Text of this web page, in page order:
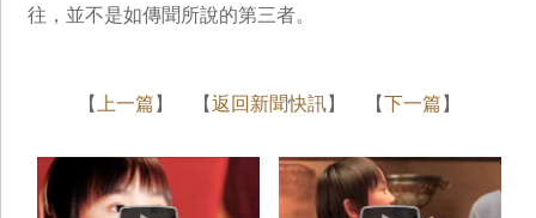
往，並不是如傳聞所說的第三者。
【 上一篇 】 【返回新聞快訊】 【下一篇 】